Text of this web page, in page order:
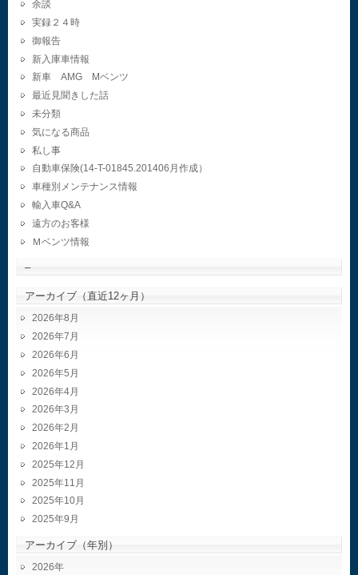
余談
実録２４時
御報告
新入庫車情報
新車 AMG Mベンツ
最近見聞きした話
未分類
気になる商品
私し事
自動車保険(14-T-01845.201406月作成）
車種別メンテナンス情報
輸入車Q&A
遠方のお客様
Ｍベンツ情報
–
アーカイブ（直近12ヶ月）
2026年8月
2026年7月
2026年6月
2026年5月
2026年4月
2026年3月
2026年2月
2026年1月
2025年12月
2025年11月
2025年10月
2025年9月
アーカイブ（年別）
2026